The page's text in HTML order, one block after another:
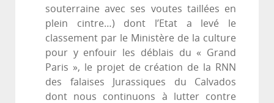
souterraine avec ses voutes taillées en
plein cintre…) dont l’Etat a levé le
classement par le Ministère de la culture
pour y enfouir les déblais du « Grand
Paris », le projet de création de la RNN
des falaises Jurassiques du Calvados
dont nous continuons à lutter contre